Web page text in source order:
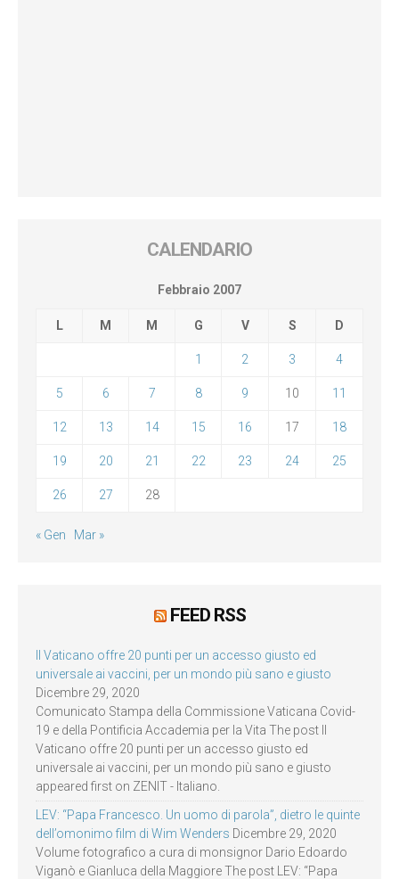
CALENDARIO
Febbraio 2007
L M M G V S D
1 2 3 4
5 6 7 8 9 10 11
12 13 14 15 16 17 18
19 20 21 22 23 24 25
26 27 28
« Gen Mar »
FEED RSS
Il Vaticano offre 20 punti per un accesso giusto ed
universale ai vaccini, per un mondo più sano e giusto
Dicembre 29, 2020
Comunicato Stampa della Commissione Vaticana Covid-
19 e della Pontificia Accademia per la Vita The post Il
Vaticano offre 20 punti per un accesso giusto ed
universale ai vaccini, per un mondo più sano e giusto
appeared first on ZENIT - Italiano.
LEV: “Papa Francesco. Un uomo di parola”, dietro le quinte
dell’omonimo film di Wim Wenders Dicembre 29, 2020
Volume fotografico a cura di monsignor Dario Edoardo
Viganò e Gianluca della Maggiore The post LEV: “Papa